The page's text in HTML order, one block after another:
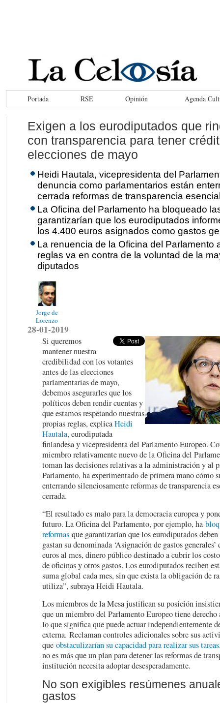
Portada RSE Opinión Agenda
Exigen a los eurodiputados que
con transparencia para tener
elecciones de mayo
Heidi Hautala, vicepresidenta del
denuncia como parlamentarios están
cerrada reformas de transparencia
La Oficina del Parlamento ha bloqueado
garantizarían que los eurodiputados
los 4.400 euros asignados como gastos
La renuencia de la Oficina del Parlamento
reglas va en contra de la voluntad de la
diputados
Jorge de
Lorenzo
28-01-2019
Si queremos
mantener nuestra
credibilidad con los votantes
antes de las elecciones
parlamentarias de mayo,
debemos asegurarles que los
políticos deben rendir cuentas y
que estamos respetando nuestras
propias reglas, explicaHeidi
Hautala, eurodiputada
finlandesa y vicepresidenta del Parlamento Europeo.
miembro relativamente nuevo de la Oficina del
toman las decisiones relativas a la administración y al
Parlamento, ha experimentado de primera mano cómo
enterrando silenciosamente reformas de transparencia
cerrada.
“El resultado es malo para la democracia europea y
futuro. La Oficina del Parlamento, por ejemplo, ha
reformasque garantizarían que los eurodiputados
gastan su denominada ‘Asignación de gastos
euros al mes, dinero público destinado a cubrir los
de oficinas y otros gastos. Los eurodiputados reciben
suma global cada mes, sin que exista la obligación de
utiliza”, subraya Heidi Hautala.
Los miembros de la Mesa justifican su posición
que un miembro del Parlamento Europeo tiene derecho
lo que significa que puede actuar independientemente
externa. Reclaman controles adicionales sobre sus
que obstaculizarían su capacidad para realizar sus tareas
no es más que un plan para detener las reformas de
institución necesita adoptar desesperadamente.
No son exigibles resúmenes
gastos